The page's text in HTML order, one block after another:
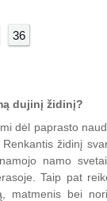
36
dujinį židinį?
dėl paprasto
židinį
namo
Taip pat
matmenis bei